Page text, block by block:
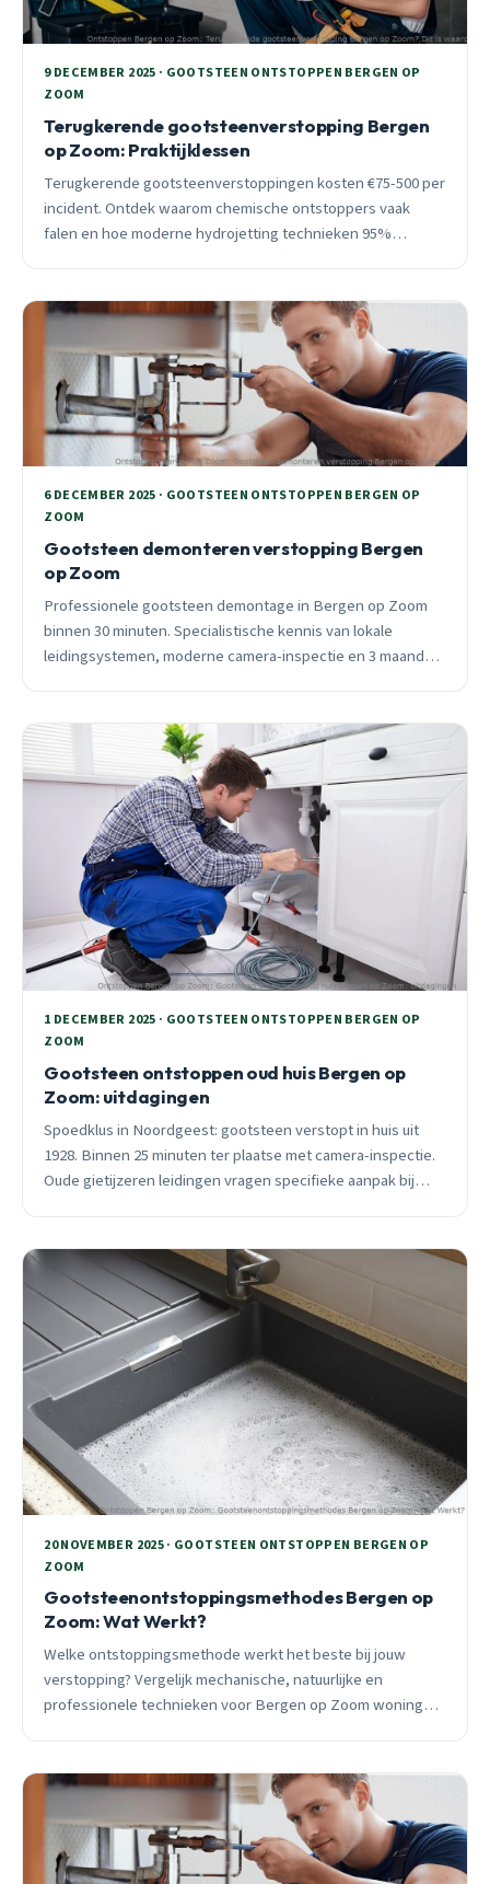
9 DECEMBER 2025 · GOOTSTEEN ONTSTOPPEN BERGEN OP
ZOOM
Terugkerende gootsteenverstopping Bergen
op Zoom: Praktijklessen
Terugkerende gootsteenverstoppingen kosten €75-500 per
incident. Ontdek waarom chemische ontstoppers vaak
falen en hoe moderne hydrojetting technieken 95%
6 DECEMBER 2025 · GOOTSTEEN ONTSTOPPEN BERGEN OP
ZOOM
Gootsteen demonteren verstopping Bergen
op Zoom
Professionele gootsteen demontage in Bergen op Zoom
binnen 30 minuten. Specialistische kennis van lokale
leidingsystemen, moderne camera-inspectie en 3 maanden
1 DECEMBER 2025 · GOOTSTEEN ONTSTOPPEN BERGEN OP
ZOOM
Gootsteen ontstoppen oud huis Bergen op
Zoom: uitdagingen
Spoedklus in Noordgeest: gootsteen verstopt in huis uit
1928. Binnen 25 minuten ter plaatse met camera-inspectie.
Oude gietijzeren leidingen vragen specifieke aanpak bij
20 NOVEMBER 2025 · GOOTSTEEN ONTSTOPPEN BERGEN OP
ZOOM
Gootsteenontstoppingsmethodes Bergen op
Zoom: Wat Werkt?
Welke ontstoppingsmethode werkt het beste bij jouw
verstopping? Vergelijk mechanische, natuurlijke en
professionele technieken voor Bergen op Zoom woningen